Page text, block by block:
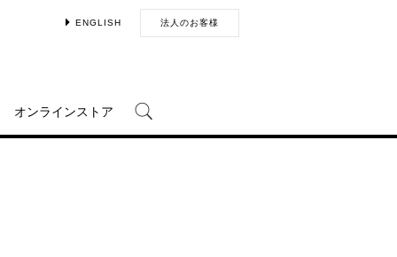
ENGLISH 法人のお客様
オンラインストア